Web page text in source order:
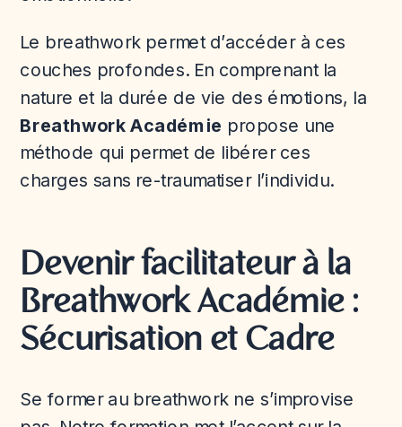
Le breathwork permet d’accéder à ces
couches profondes. En comprenant la
nature et la durée de vie des émotions, la
Breathwork Académie propose une
méthode qui permet de libérer ces
charges sans re-traumatiser l’individu.
Devenir facilitateur à la
Breathwork Académie :
Sécurisation et Cadre
Se former au breathwork ne s’improvise